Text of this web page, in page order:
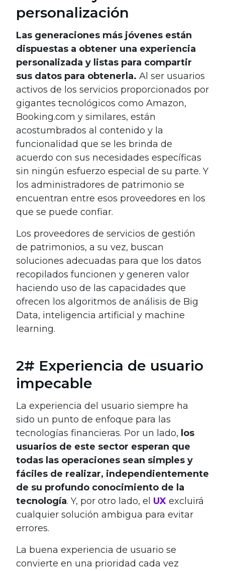
personalización
Las generaciones más jóvenes están
dispuestas a obtener una experiencia
personalizada y listas para compartir
sus datos para obtenerla. Al ser usuarios
activos de los servicios proporcionados por
gigantes tecnológicos como Amazon,
Booking.com y similares, están
acostumbrados al contenido y la
funcionalidad que se les brinda de
acuerdo con sus necesidades específicas
sin ningún esfuerzo especial de su parte. Y
los administradores de patrimonio se
encuentran entre esos proveedores en los
que se puede confiar.
Los proveedores de servicios de gestión
de patrimonios, a su vez, buscan
soluciones adecuadas para que los datos
recopilados funcionen y generen valor
haciendo uso de las capacidades que
ofrecen los algoritmos de análisis de Big
Data, inteligencia artificial y machine
learning.
2# Experiencia de usuario
impecable
La experiencia del usuario siempre ha
sido un punto de enfoque para las
tecnologías financieras. Por un lado, los
usuarios de este sector esperan que
todas las operaciones sean simples y
fáciles de realizar, independientemente
de su profundo conocimiento de la
tecnología. Y, por otro lado, el UX excluirá
cualquier solución ambigua para evitar
errores.
La buena experiencia de usuario se
convierte en una prioridad cada vez